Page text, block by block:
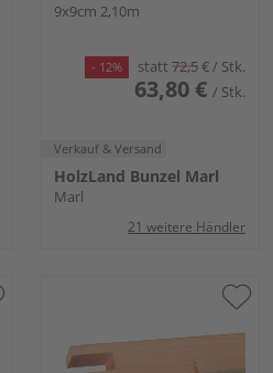
lasiert -kiefer-
9x9cm 2,10m
- 12% statt 72,5€/ Stk.
63,80 € / Stk.
Verkauf & Versand
HolzLand Bunzel Marl
Marl
21 weitere Händler